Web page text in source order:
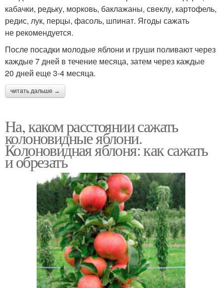
кабачки, редьку, морковь, баклажаны, свеклу, картофель,
редис, лук, перцы, фасоль, шпинат. Ягоды сажать
не рекомендуется.
После посадки молодые яблони и груши поливают через
каждые 7 дней в течение месяца, затем через каждые
20 дней еще 3-4 месяца.
читать дальше →
На, каком расстоянии сажать
колоновидные яблони.
Колоновидная яблоня: как сажать
и обрезать